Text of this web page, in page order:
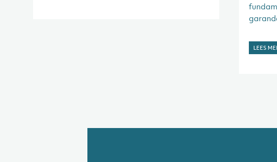
LEES